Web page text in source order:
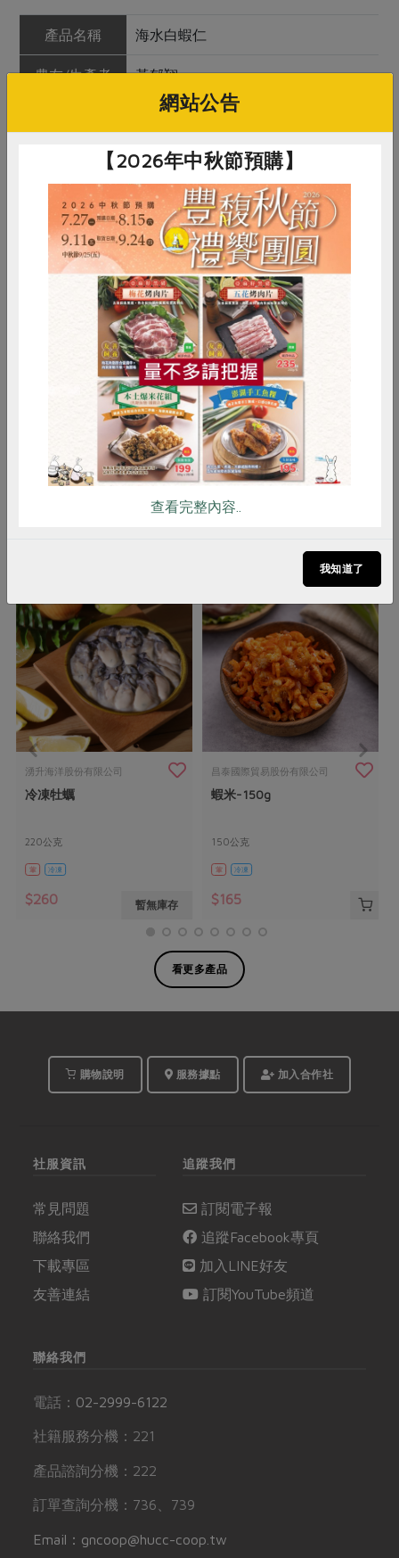
產品名稱 海水白蝦仁
農友/生產者 黃郁翔
台灣
150公克
內容物 白蝦
保存條件 冷凍未開封可保存1年
產品說明
指定生產者，以海水粗放養殖，全程
不施用動物用藥，不使用添加物或發
泡處理，風味鮮甜品質佳
調理方式 煎炒、火鍋、煮湯、酥炸皆宜
注意事項
1. 本品含有甲殼類，對其過敏者請勿
食用 2. 本產品生產製程廠房，其設備
或生產管線有處理魚類和蛋製品
湧升海洋股份有限公司
冷凍牡蠣
220公克
葷 冷凍
$260 暫無庫存
昌泰國際貿易股份有限公司
蝦米-150g
150公克
葷 冷凍
$165
看更多產品
購物說明 服務據點 加入合作社
社服資訊
常見問題
聯絡我們
下載專區
友善連結
追蹤我們
訂閱電子報
追蹤Facebook專頁
加入LINE好友
訂閱YouTube頻道
聯絡我們
電話： 02-2999-6122
社籍服務分機：221
產品諮詢分機：222
訂單查詢分機：736、739
Email：gncoop@hucc-coop.tw
RPET 食譜 減硝酸鹽
雞蛋 食安 共同購買
網站公告
【2026年中秋節預購】
查看完整內容..
我知道了